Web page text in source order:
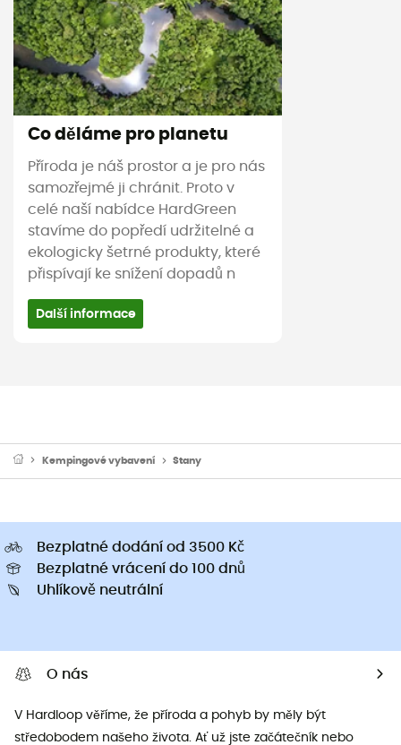
Co děláme pro planetu
Příroda je náš prostor a je pro nás
samozřejmé ji chránit. Proto v
celé naší nabídce HardGreen
stavíme do popředí udržitelné a
ekologicky šetrné produkty, které
přispívají ke snížení dopadů n
Další informace
Kempingové vybavení Stany
Bezplatné dodání od 3500 Kč
Bezplatné vrácení do 100 dnů
Uhlíkově neutrální
O nás
V Hardloop věříme, že příroda a pohyb by měly být
středobodem našeho života. Ať už jste začátečník nebo